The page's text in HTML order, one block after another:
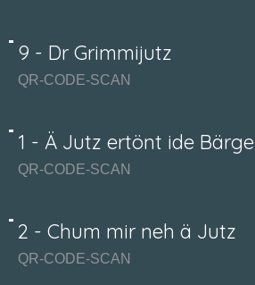
9 - Dr Grimmijutz
QR-CODE-SCAN
1 - Ä Jutz ertönt ide Bärge
QR-CODE-SCAN
2 - Chum mir neh ä Jutz
QR-CODE-SCAN